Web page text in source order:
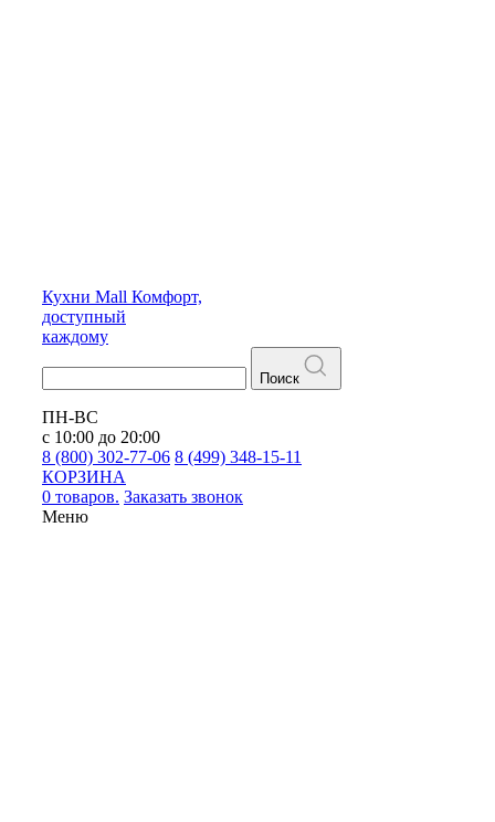
Кухни Mall Комфорт,
доступный
каждому
Поиск
ПН-ВС
с 10:00 до 20:00
8 (800) 302-77-06 8 (499) 348-15-11
КОРЗИНА
0 товаров. Заказать звонок
Меню